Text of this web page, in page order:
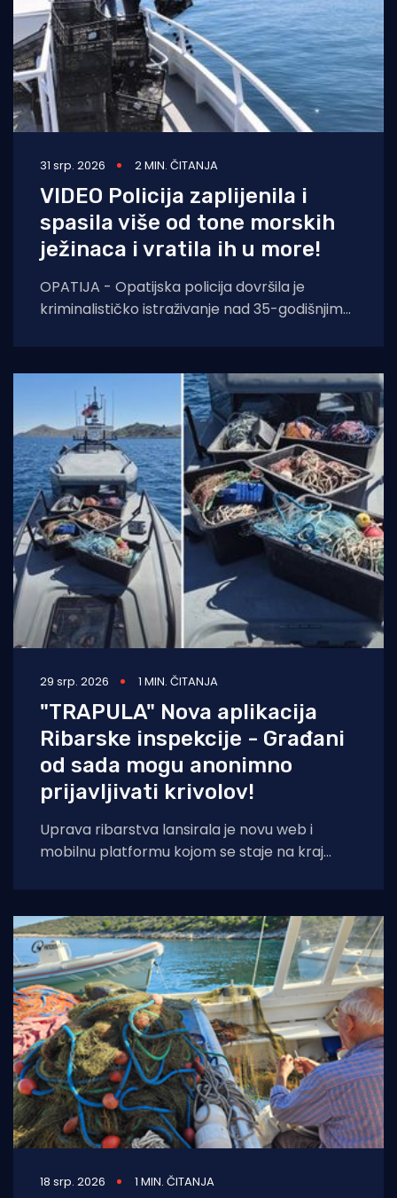
31 srp. 2026 2 MIN. ČITANJA
VIDEO Policija zaplijenila i
spasila više od tone morskih
ježinaca i vratila ih u more!
OPATIJA - Opatijska policija dovršila je
kriminalističko istraživanje nad 35-godišnjim
29 srp. 2026 1 MIN. ČITANJA
"TRAPULA" Nova aplikacija
Ribarske inspekcije - Građani
od sada mogu anonimno
prijavljivati krivolov!
Uprava ribarstva lansirala je novu web i
mobilnu platformu kojom se staje na kraj
18 srp. 2026 1 MIN. ČITANJA